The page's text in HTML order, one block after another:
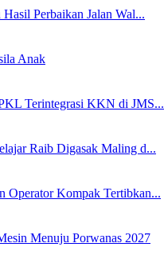
Perbaikan Jalan Wal...
Anak
Terintegrasi KKN di JMS...
Raib Digasak Maling d...
Operator Kompak Tertibkan...
Menuju Porwanas 2027